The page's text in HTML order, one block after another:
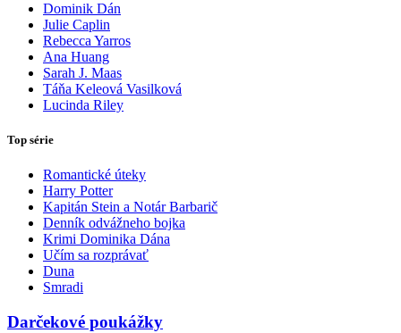
Dominik Dán
Julie Caplin
Rebecca Yarros
Ana Huang
Sarah J. Maas
Táňa Keleová Vasilková
Lucinda Riley
Top série
Romantické úteky
Harry Potter
Kapitán Stein a Notár Barbarič
Denník odvážneho bojka
Krimi Dominika Dána
Učím sa rozprávať
Duna
Smradi
Darčekové poukážky